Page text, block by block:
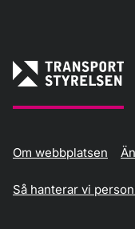
Om webbplatsen
Så hanterar vi